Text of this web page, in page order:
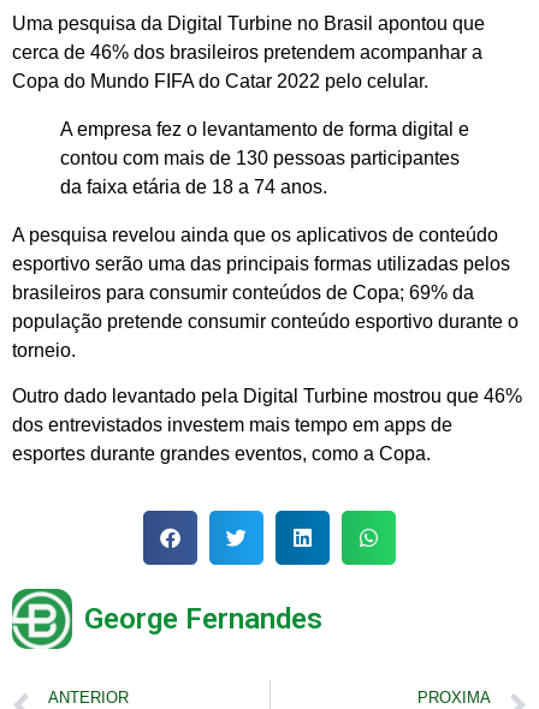
Uma pesquisa da Digital Turbine no Brasil apontou que
cerca de 46% dos brasileiros pretendem acompanhar a
Copa do Mundo FIFA do Catar 2022 pelo celular.
A empresa fez o levantamento de forma digital e
contou com mais de 130 pessoas participantes
da faixa etária de 18 a 74 anos.
A pesquisa revelou ainda que os aplicativos de conteúdo
esportivo serão uma das principais formas utilizadas pelos
brasileiros para consumir conteúdos de Copa; 69% da
população pretende consumir conteúdo esportivo durante o
torneio.
Outro dado levantado pela Digital Turbine mostrou que 46%
dos entrevistados investem mais tempo em apps de
esportes durante grandes eventos, como a Copa.
George Fernandes
ANTERIOR PROXIMA